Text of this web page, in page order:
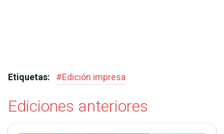
Etiquetas: #Edición impresa
Ediciones anteriores